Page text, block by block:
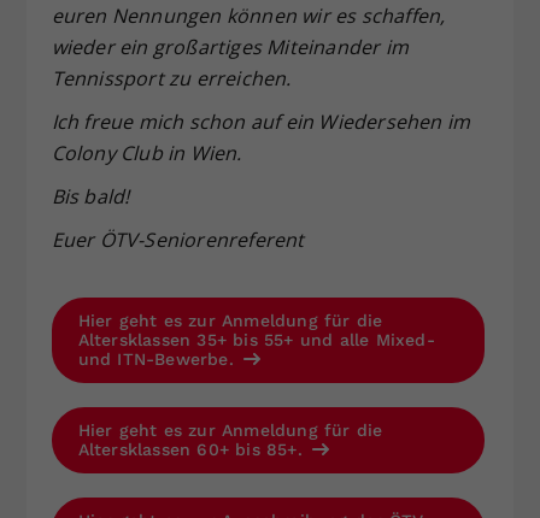
euren Nennungen können wir es schaffen,
wieder ein großartiges Miteinander im
Tennissport zu erreichen.
Ich freue mich schon auf ein Wiedersehen im
Colony Club in Wien.
Bis bald!
Euer ÖTV-Seniorenreferent
Hier geht es zur Anmeldung für die
Altersklassen 35+ bis 55+ und alle Mixed-
und ITN-Bewerbe.
Hier geht es zur Anmeldung für die
Altersklassen 60+ bis 85+.